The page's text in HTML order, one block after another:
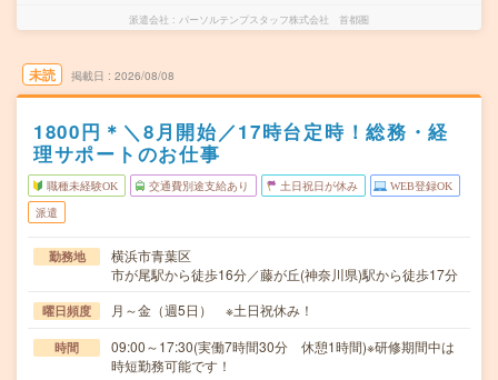
派遣会社 パーソルテンプスタッフ株式会社 首都圏
未読 掲載日 2026/08/08
1800円＊＼8月開始／17時台定時！総務・経
理サポートのお仕事
職種未経験OK 交通費別途支給あり 土日祝日が休み WEB登録OK
派遣
勤務地
横浜市青葉区
市が尾駅から徒歩16分／藤が丘(神奈川県)駅から徒歩17分
曜日頻度 月～金（週5日） ※土日祝休み！
時間
09:00～17:30(実働7時間30分 休憩1時間)※研修期間中は
時短勤務可能です！